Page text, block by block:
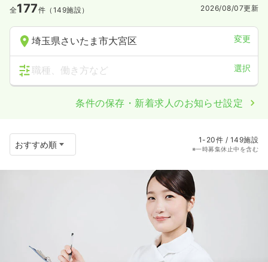
全177件（149施設） 2026/08/07更新
埼玉県さいたま市大宮区 変更
職種、働き方など 選択
条件の保存・新着求人のお知らせ設定
1-20件 / 149施設
※一時募集休止中を含む